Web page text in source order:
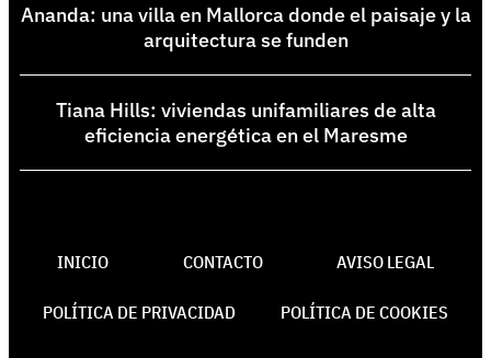
Ananda: una villa en Mallorca donde el paisaje y la
arquitectura se funden
Tiana Hills: viviendas unifamiliares de alta
eficiencia energética en el Maresme
INICIO CONTACTO AVISO LEGAL
POLÍTICA DE PRIVACIDAD POLÍTICA DE COOKIES